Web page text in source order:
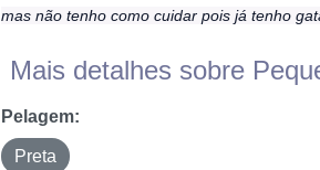
mas não tenho como cuidar pois já tenho
Mais detalhes sobre
Pelagem:
Preta